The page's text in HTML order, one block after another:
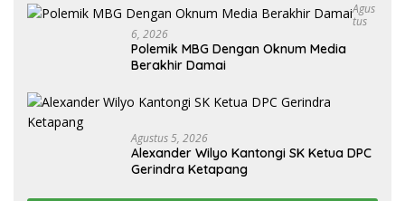
Agus
Tus
6, 2026
Polemik MBG Dengan Oknum Media
Berakhir Damai
Agustus 5, 2026
Alexander Wilyo Kantongi SK Ketua DPC
Gerindra Ketapang